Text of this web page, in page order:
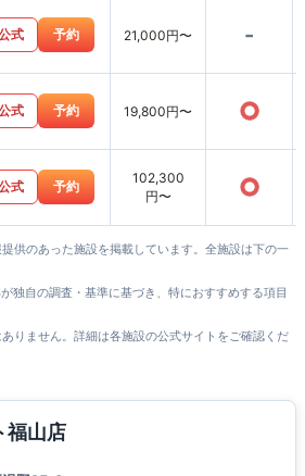
式 予約 21,000円〜 -
式 予約 19,800円〜 ○
式 予約
102,300
円〜
○
供のあった施設を掲載しています。全施設は下の一
独自の調査・基準に基づき、特におすすめする項目
りません。詳細は各施設の公式サイトをご確認くだ
福山店